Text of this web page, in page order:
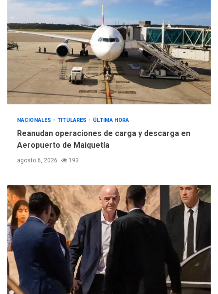
NACIONALES TITULARES ÚLTIMA HORA
Reanudan operaciones de carga y descarga en
Aeropuerto de Maiquetía
agosto 6, 2026 193